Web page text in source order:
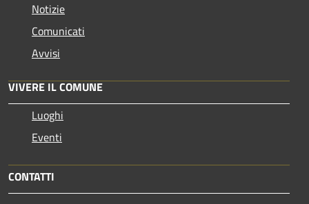
Notizie
Comunicati
Avvisi
VIVERE IL COMUNE
Luoghi
Eventi
CONTATTI